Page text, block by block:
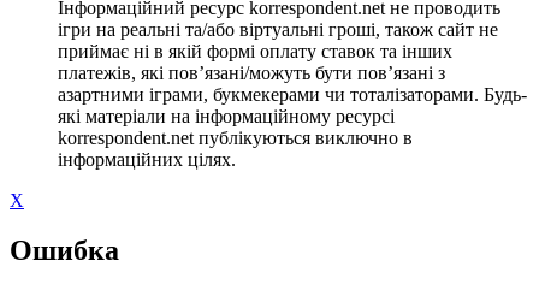
Інформаційний ресурс korrespondent.net не проводить
ігри на реальні та/або віртуальні гроші, також сайт не
приймає ні в якій формі оплату ставок та інших
платежів, які пов’язані/можуть бути пов’язані з
азартними іграми, букмекерами чи тоталізаторами. Будь-
які матеріали на інформаційному ресурсі
korrespondent.net публікуються виключно в
інформаційних цілях.
X
Ошибка